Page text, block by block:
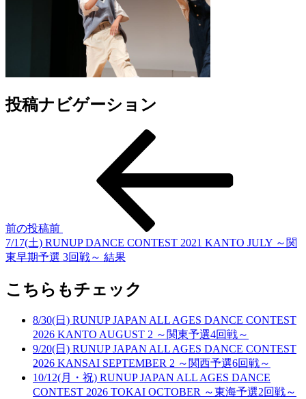
投稿ナビゲーション
前の投稿前
7/17(土) RUNUP DANCE CONTEST 2021 KANTO JULY ～関
東早期予選 3回戦～ 結果
こちらもチェック
8/30(日) RUNUP JAPAN ALL AGES DANCE CONTEST
2026 KANTO AUGUST 2 ～関東予選4回戦～
9/20(日) RUNUP JAPAN ALL AGES DANCE CONTEST
2026 KANSAI SEPTEMBER 2 ～関西予選6回戦～
10/12(月・祝) RUNUP JAPAN ALL AGES DANCE
CONTEST 2026 TOKAI OCTOBER ～東海予選2回戦～